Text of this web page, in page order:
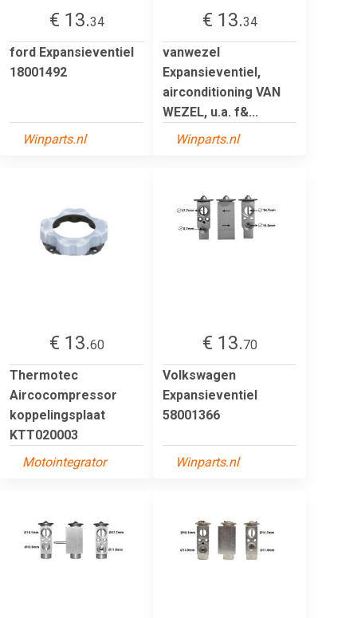
€ 13.34
ford Expansieventiel
18001492
Winparts.nl
€ 13.34
vanwezel
Expansieventiel,
airconditioning VAN
WEZEL, u.a. f&...
Winparts.nl
€ 13.60
Thermotec
Aircocompressor
koppelingsplaat
KTT020003
Motointegrator
€ 13.70
Volkswagen
Expansieventiel
58001366
Winparts.nl